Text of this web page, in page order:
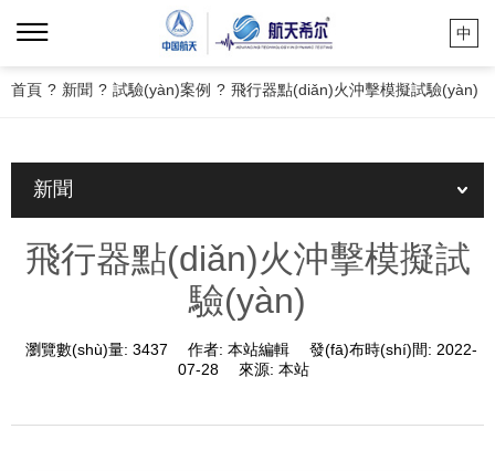
中
首頁 ? 新聞 ? 試驗(yàn)案例 ? 飛行器點(diǎn)火沖擊模擬試驗(yàn)
新聞
飛行器點(diǎn)火沖擊模擬試
驗(yàn)
瀏覽數(shù)量: 3437 作者: 本站編輯 發(fā)布時(shí)間: 2022-
07-28
來源: 本站